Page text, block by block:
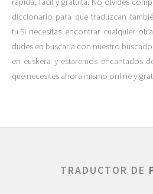
diccionario para que traduzcan
tu.Si necesitas encontrar cualquier
dudes en buscarla con nuestro
en euskera y estaremos encantados
que necesites ahora mismo online y
TRADUCTOR DE